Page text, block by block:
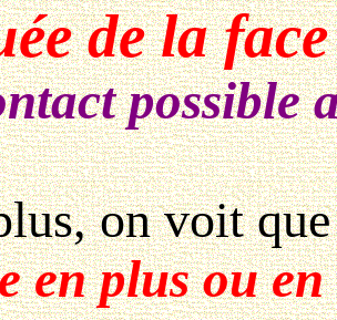
de la
possible
on voit
en plus ou